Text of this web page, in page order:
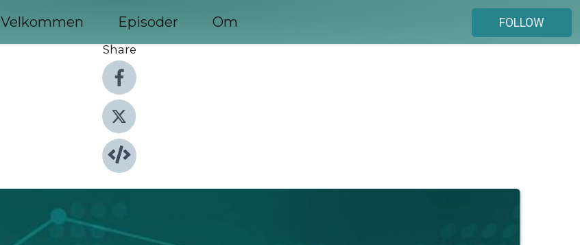
Velkommen Episoder Om
FOLLOW
Share